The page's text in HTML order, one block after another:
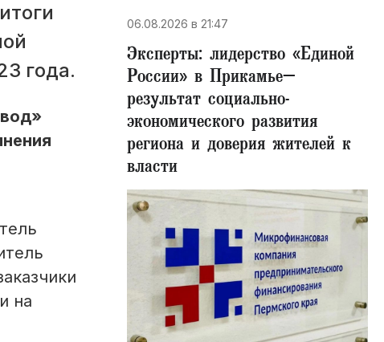
года.
на
06.08.2026 в 21:47
Эксперты: лидерство «Единой
России» в Прикамье–
результат социально-
экономического развития
региона и доверия жителей к
власти